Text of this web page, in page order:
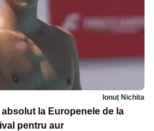
Ionuț Nichita
la Europenele de la
pentru aur